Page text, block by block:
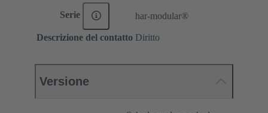
Serie har-modular®
Descrizione del contatto Diritto
Versione